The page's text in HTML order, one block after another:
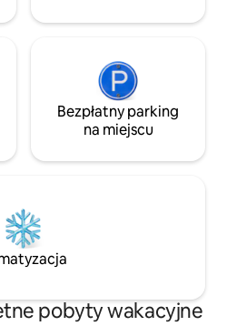
Bezpłatny parking
na miejscu
pobyty wakacyjne